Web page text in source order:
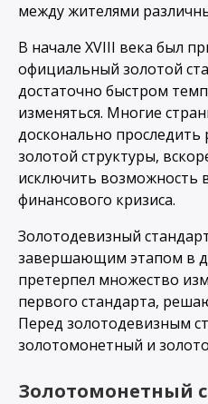
между жителями
В начале XVIII века был
официальный золотой
достаточно быстром
изменяться. Многие
досконально проследить
золотой структуры,
исключить возможность
финансового кризиса.
Золотодевизный
завершающим этапом в
претерпел множество
первого стандарта,
Перед золотодевизным
золотомонетный и
Золотомонетный